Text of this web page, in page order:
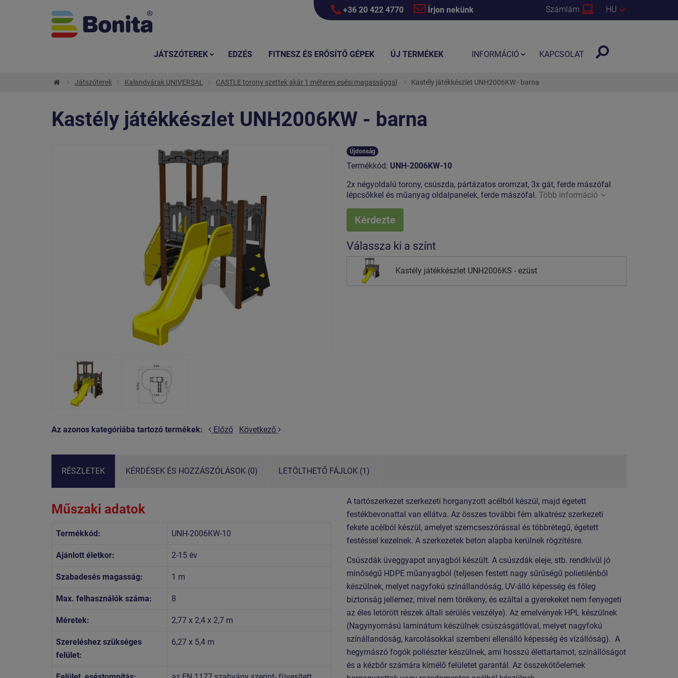
+36 20 422 4770 Írjon nekünk Számlám HU
Játszóterek Kalandvárak UNIVERSAL CASTLE torony szettek akár 1 méteres esési magassággal Kastély játékkészlet UNH2006KW - barna
Kastély játékkészlet UNH2006KW - barna
Az azonos kategóriába tartozó termékek: Előző Következő
Újdonság
Termékkód: UNH-2006KW-10
2x négyoldalú torony, csúszda, pártázatos oromzat, 3x gát, ferde mászófal
lépcsőkkel és műanyag oldalpanelek, ferde mászófal. Több információ
Kérdezte
Válassza ki a színt
Kastély játékkészlet UNH2006KS - ezüst
RÉSZLETEK KÉRDÉSEK ÉS HOZZÁSZÓLÁSOK (0) LETÖLTHETŐ FÁJLOK (1)
Műszaki adatok
Termékkód: UNH-2006KW-10
Ajánlott életkor: 2-15 év
Szabadesés magasság: 1 m
Max. felhasználók száma: 8
Méretek: 2,77 x 2,4 x 2,7 m
Szereléshez szükséges
felület:
6,27 x 5,4 m
A tartószerkezet szerkezeti horganyzott acélból készül, majd égetett
festékbevonattal van ellátva. Az összes további fém alkatrész szerkezeti
fekete acélból készül, amelyet szemcseszórással és többrétegű, égetett
festéssel kezelnek. A szerkezetek beton alapba kerülnek rögzítésre.
Csúszdák üveggyapot anyagból készült. A csúszdák eleje, stb. rendkívül jó
minőségű HDPE műanyagból (teljesen festett nagy sűrűségű polietilénből
készülnek, melyet nagyfokú színállandóság, UV-álló képesség és főleg
biztonság jellemez, mivel nem törékeny, és ezáltal a gyerekeket nem fenyegeti
az éles letörött részek általi sérülés veszélye). Az emelvények HPL készülnek
(Nagynyomású laminátum készülnek csúszásgátlóval, melyet nagyfokú
színállandóság, karcolásokkal szembeni ellenálló képesség és vízállóság). A
hegymászó fogók poliészter készülnek, ami hosszú élettartamot, színállóságot
és a kézbőr számára kímélő felületet garantál. Az összekötőelemek
JÁTSZÓTEREK EDZÉS FITNESZ ÉS ERŐSÍTŐ GÉPEK ÚJ TERMÉKEK INFORMÁCIÓ KAPCSOLAT